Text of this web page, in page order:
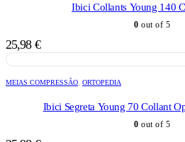
Ibici Collants Young 140
0 out of 5
25,98 €
MEIAS COMPRESSÃO ORTOPEDIA
Ibici Segreta Young 70 Collant
0 out of 5